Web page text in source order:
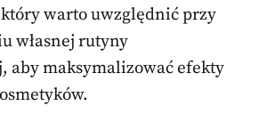
warto uwzględnić przy
własnej rutyny
aby maksymalizować efekty